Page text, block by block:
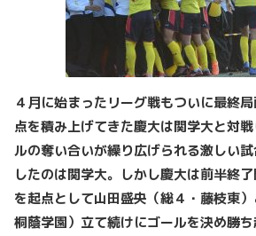
４月に始まったリーグ戦もついに最終
点を積み上げてきた慶大は関学大と対
ルの奪い合いが繰り広げられる激しい
したのは関学大。しかし慶大は前半終
を起点として山田盛央（総４・藤枝東）
桐蔭学園）立て続けにゴールを決め勝